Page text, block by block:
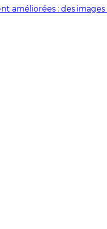
améliorées : des